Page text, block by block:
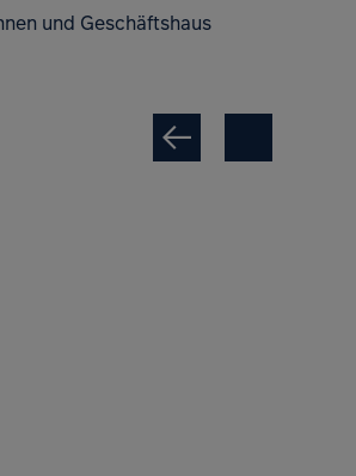
und Geschäftshaus